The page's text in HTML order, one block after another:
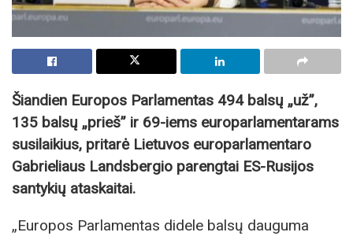
Šiandien Europos Parlamentas 494 balsų „už”,
135 balsų „prieš” ir 69-iems europarlamentarams
susilaikius, pritarė Lietuvos europarlamentaro
Gabrieliaus Landsbergio parengtai ES-Rusijos
santykių ataskaitai.
„Europos Parlamentas didele balsų dauguma